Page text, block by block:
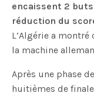
encaissent 2
réduction du
L’Algérie a
la machine
Après une phase
huitièmes de